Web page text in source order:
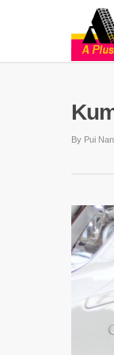
By Pui